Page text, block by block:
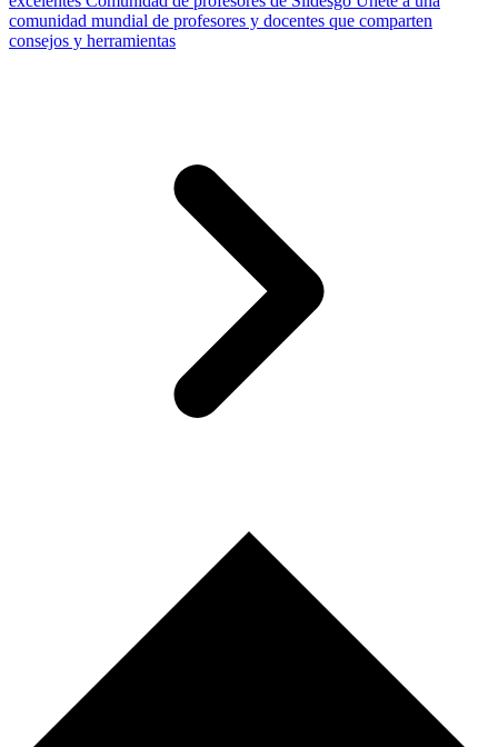
comunidad mundial de profesores y docentes que comparten
consejos y herramientas